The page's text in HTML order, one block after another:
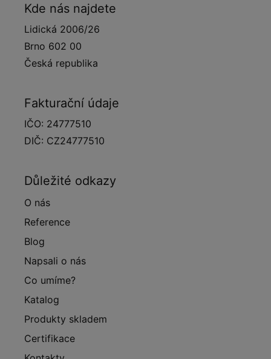
Kde nás najdete
Lidická 2006/26
Brno 602 00
Česká republika
Fakturační údaje
IČO: 24777510
DIČ: CZ24777510
Důležité odkazy
O nás
Reference
Blog
Napsali o nás
Co umíme?
Katalog
Produkty skladem
Certifikace